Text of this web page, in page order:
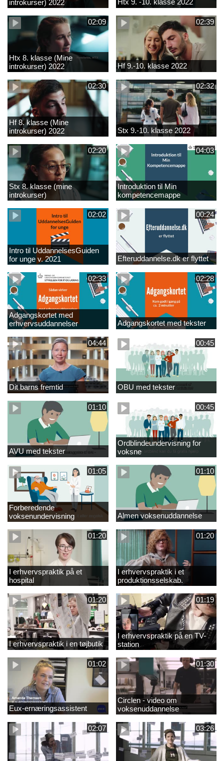
introkurser) 2022 Htx 9. -10. klasse 2022
02:09
Htx 8. klasse (Mine
introkurser) 2022
02:39
Hf 9.-10. klasse 2022
02:30
Hf 8. klasse (Mine
introkurser) 2022
02:32
Stx 9.-10. klasse 2022
02:20
Stx 8. klasse (mine
introkurser)
04:03
Introduktion til Min
kompetencemappe
02:02
Intro til UddannelsesGuiden
for unge v. 2021
00:24
Efteruddannelse.dk er flyttet
02:33
Adgangskortet med
erhvervsuddannelser
02:28
Adgangskortet med tekster
04:44
Dit barns fremtid
00:45
OBU med tekster
01:10
AVU med tekster
00:45
Ordblindeundervisning for
voksne
01:05
Forberedende
voksenundervisning
01:10
Almen voksenuddannelse
01:20
I erhvervspraktik på et
hospital
01:20
I erhvervspraktik i et
produktionsselskab.
01:20
I erhvervspraktik i en tøjbutik
01:19
I erhvervspraktik på en TV-
station
01:02
Eux-ernæringsassistent
01:30
Circlen - video om
voksenuddannelse
02:07 03:26